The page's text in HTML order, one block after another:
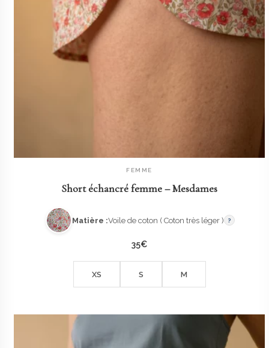
AJOUTER AU PANIER
FEMME
Short échancré femme – Mesdames
Matière :Voile de coton ( Coton très léger ) ?
35€
XS S M